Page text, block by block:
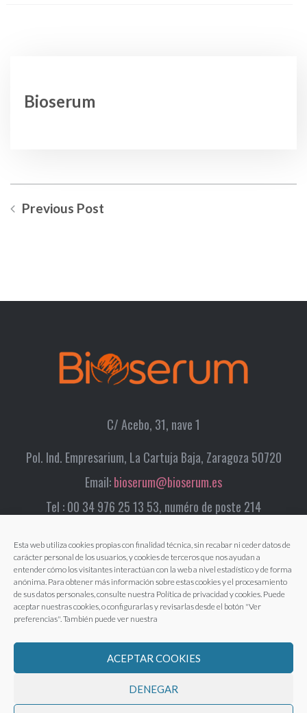
Esta web utiliza cookies propias con finalidad técnica, sin recabar ni ceder datos de
carácter personal de los usuarios, y cookies de terceros que nos ayudan a
entender cómo los visitantes interactúan con la web a nivel estadístico y de forma
anónima. Para obtener más información sobre estas cookies y el procesamiento
de sus datos personales, consulte nuestra Política de privacidad y cookies. Puede
aceptar nuestras cookies, o configurarlas y revisarlas desde el botón "Ver
preferencias". También puede ver nuestra
ACEPTAR COOKIES
DENEGAR
Bioserum
Previous Post
C/ Acebo, 31, nave 1
Pol. Ind. Empresarium, La Cartuja Baja, Zaragoza 50720
Email:bioserum@bioserum.es
Tel : 00 34 976 25 13 53, numéro de poste 214